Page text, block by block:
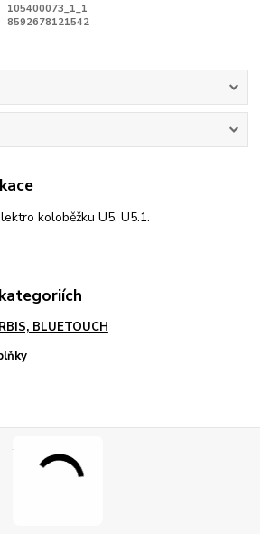
105400073_1_1
8592678121542
koloběžku U5, U5.1.
BLUETOUCH